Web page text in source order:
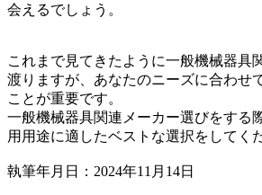
会えるでしょう。
これまで見てきたように一般機械器具
渡りますが、あなたのニーズに合わせ
ことが重要です。
一般機械器具関連メーカー選びをする
用用途に適したベストな選択をしてく
執筆年月日：2024年11月14日